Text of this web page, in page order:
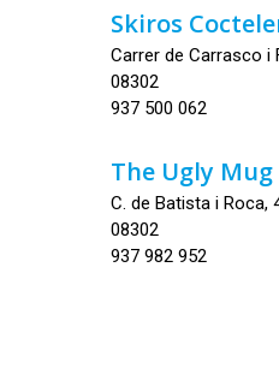
Skiros
Carrer de Carrasco i
08302
937 500 062
The Ugly Mug
C. de Batista i Roca,
08302
937 982 952